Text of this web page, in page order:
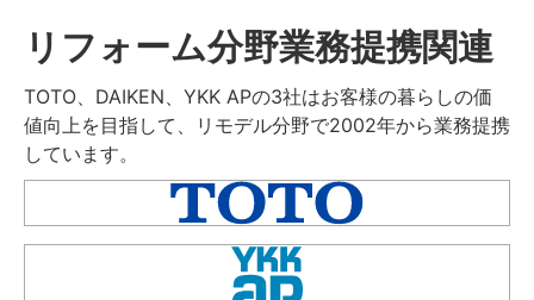
リフォーム分野業務提携関連
TOTO、DAIKEN、YKK APの3社はお客様の暮らしの価
値向上を目指して、リモデル分野で2002年から業務提携
しています。